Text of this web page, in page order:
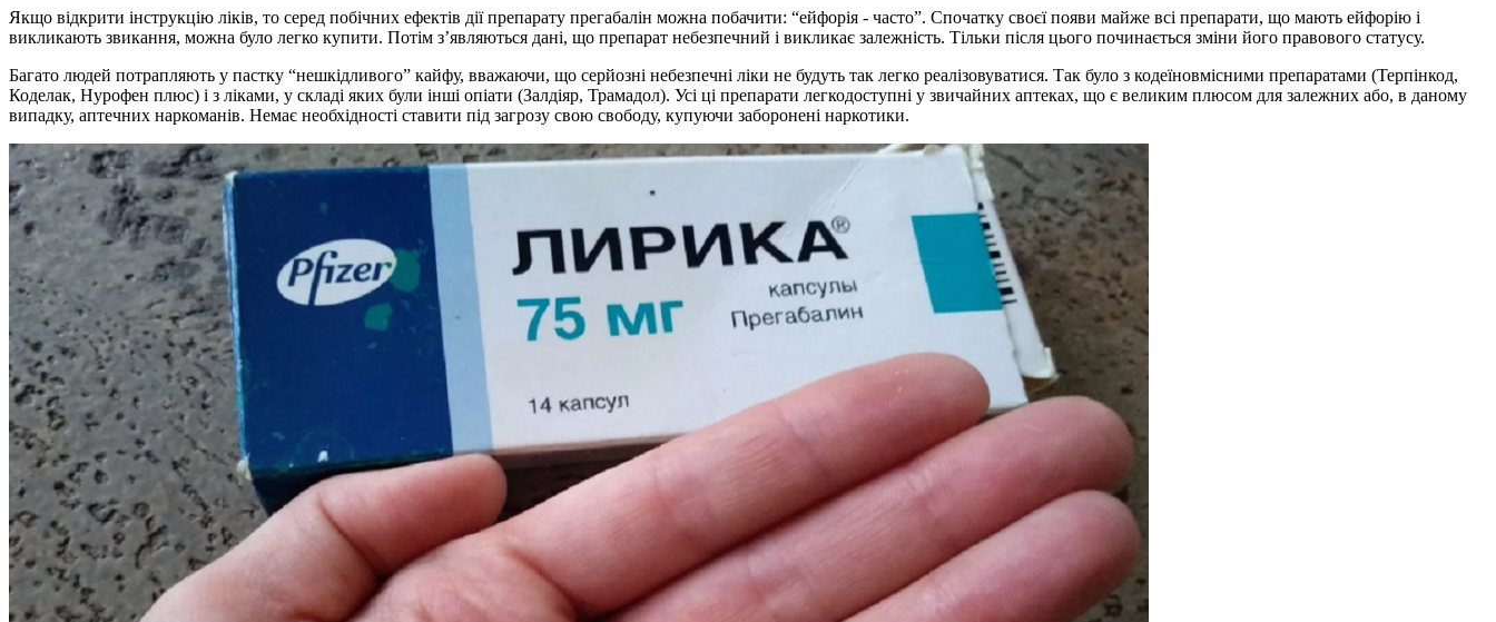
Якщо відкрити інструкцію ліків, то серед побічних ефектів дії препарату прегабалін можна побачити: “ейфорія - часто”. Спочатку своєї появи майже всі препарати, що мають ейфорію і
викликають звикання, можна було легко купити. Потім з’являються дані, що препарат небезпечний і викликає залежність. Тільки після цього починається зміни його правового статусу.
Багато людей потрапляють у пастку “нешкідливого” кайфу, вважаючи, що серйозні небезпечні ліки не будуть так легко реалізовуватися. Так було з кодеїновмісними препаратами (Терпінкод,
Коделак, Нурофен плюс) і з ліками, у складі яких були інші опіати (Залдіяр, Трамадол). Усі ці препарати легкодоступні у звичайних аптеках, що є великим плюсом для залежних або, в даному
випадку, аптечних наркоманів. Немає необхідності ставити під загрозу свою свободу, купуючи заборонені наркотики.